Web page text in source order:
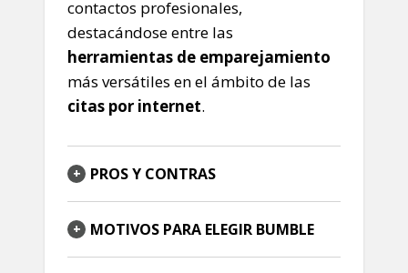
contactos profesionales,
destacándose entre las
herramientas de emparejamiento
más versátiles en el ámbito de las
citas por internet.
PROS Y CONTRAS
MOTIVOS PARA ELEGIR BUMBLE